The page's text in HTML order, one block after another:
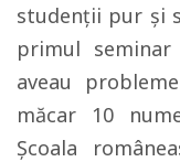
studenţii pur şi
primul
aveau
măcar 10
Şcoala